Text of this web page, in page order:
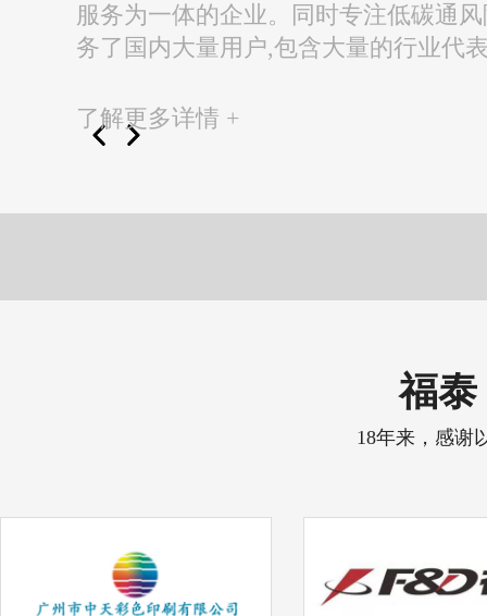
服务为一体的企业。同时专注低碳通
务了国内大量用户,包含大量的行业代
了解更多详情 +
福泰
18年来，感谢